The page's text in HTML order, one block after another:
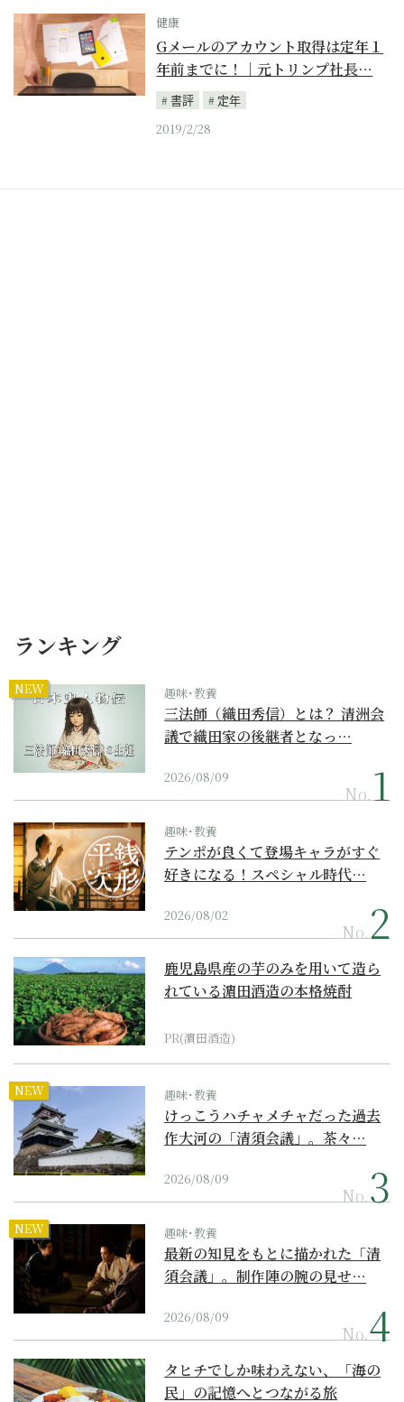
健康
Gメールのアカウント取得は定年１
年前までに！｜元トリンプ社長…
書評
定年
2019/2/28
ランキング
NEW 趣味･教養
三法師（織田秀信）とは？ 清洲会
議で織田家の後継者となっ…
2026/08/09
No.
趣味･教養
テンポが良くて登場キャラがすぐ
好きになる！スペシャル時代…
2026/08/02
No.
鹿児島県産の芋のみを用いて造ら
れている濵田酒造の本格焼酎
PR(濵田酒造)
NEW 趣味･教養
けっこうハチャメチャだった過去
作大河の「清須会議」。茶々…
2026/08/09
No.
NEW 趣味･教養
最新の知見をもとに描かれた「清
須会議」。制作陣の腕の見せ…
2026/08/09
No.
タヒチでしか味わえない、「海の
民」の記憶へとつながる旅